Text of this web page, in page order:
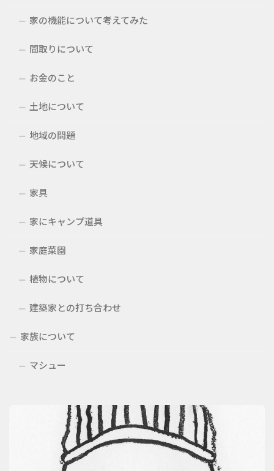
家の機能について考えてみた
間取りについて
お金のこと
土地について
地域の問題
天候について
家具
家にキャンプ道具
家庭菜園
植物について
建築家との打ち合わせ
家族について
マシュー